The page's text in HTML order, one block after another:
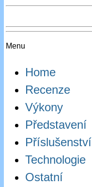
Menu
Home
Recenze
Výkony
Představení
Příslušenství
Technologie
Ostatní